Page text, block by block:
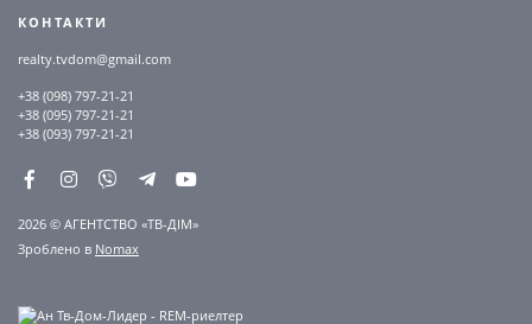
КОНТАКТИ
realty.tvdom@gmail.com
+38 (098) 797-21-21
+38 (095) 797-21-21
+38 (093) 797-21-21
2026 © АГЕНТСТВО «ТВ-ДІМ»
Зроблено в Nomax